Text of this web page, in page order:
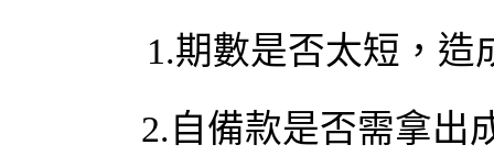
1.期數是否太短，
2.自備款是否需拿